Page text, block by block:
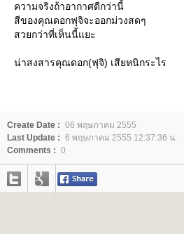
ความจริงถ้าอากาศดีกว่านี้
สีของคุณดอกฟุจิจะออกม่วงสดๆ
สวยกว่าที่เห็นนี้แยะ
น่าสงสารคุณดอก(ฟุจิ) เสียหนิกระไร
Create Date : 06 พฤษภาคม 2555
Last Update : 6 พฤษภาคม 2555 12:37:36 น.
Comments : 0